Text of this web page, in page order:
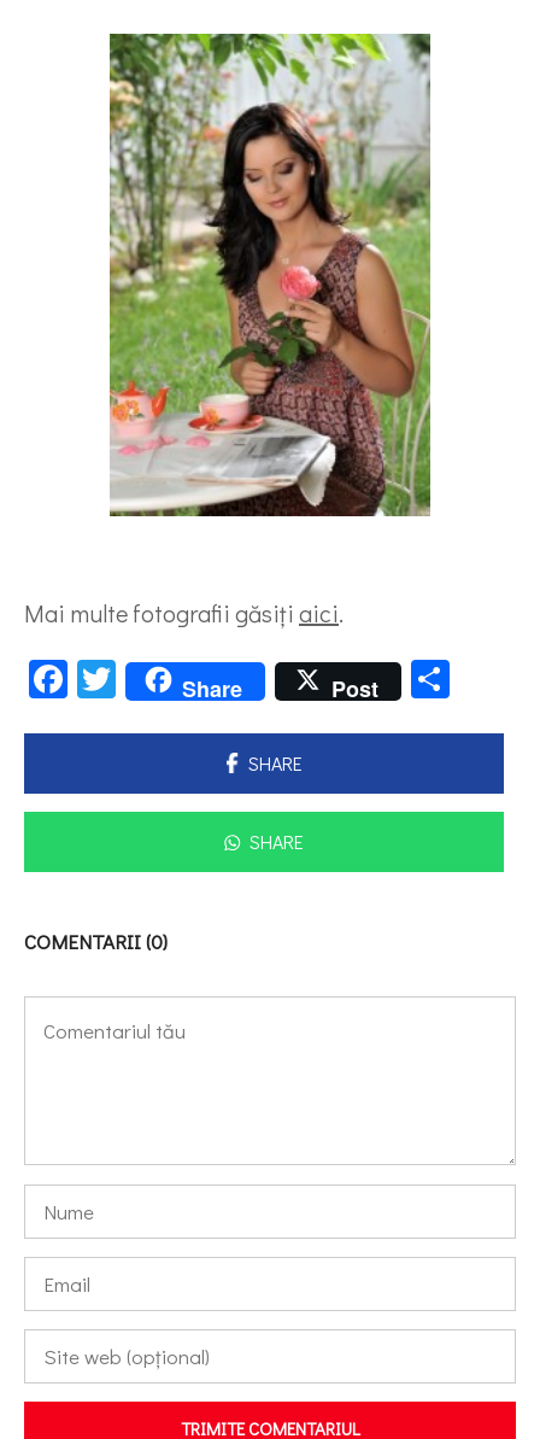
Mai multe fotografii găsiţi aici.
Facebook
Twitter
Share Post
SHARE
SHARE
COMENTARII (0)
TRIMITE COMENTARIUL